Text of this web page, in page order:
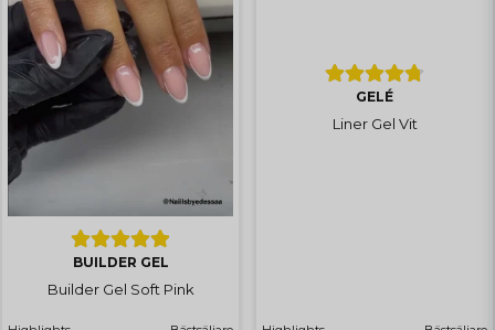
BUILDER GEL
Builder Gel Soft Pink
GELÉ
Liner Gel Vit